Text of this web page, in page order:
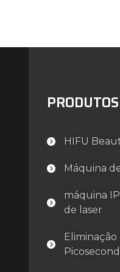
PRODUTOS
HIFU
Máquina
máquina
de laser
Picosecond